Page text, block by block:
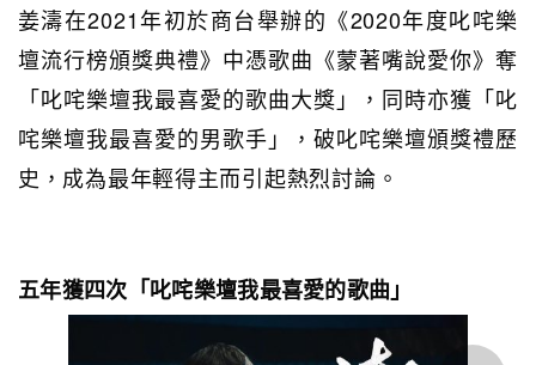
姜濤在2021年初於商台舉辦的《2020年度叱咤樂
壇流行榜頒獎典禮》中憑歌曲《蒙著嘴說愛你》奪
「叱咤樂壇我最喜愛的歌曲大獎」，同時亦獲「叱
咤樂壇我最喜愛的男歌手」，破叱咤樂壇頒獎禮歷
史，成為最年輕得主而引起熱烈討論。
五年獲四次「叱咤樂壇我最喜愛的歌曲」